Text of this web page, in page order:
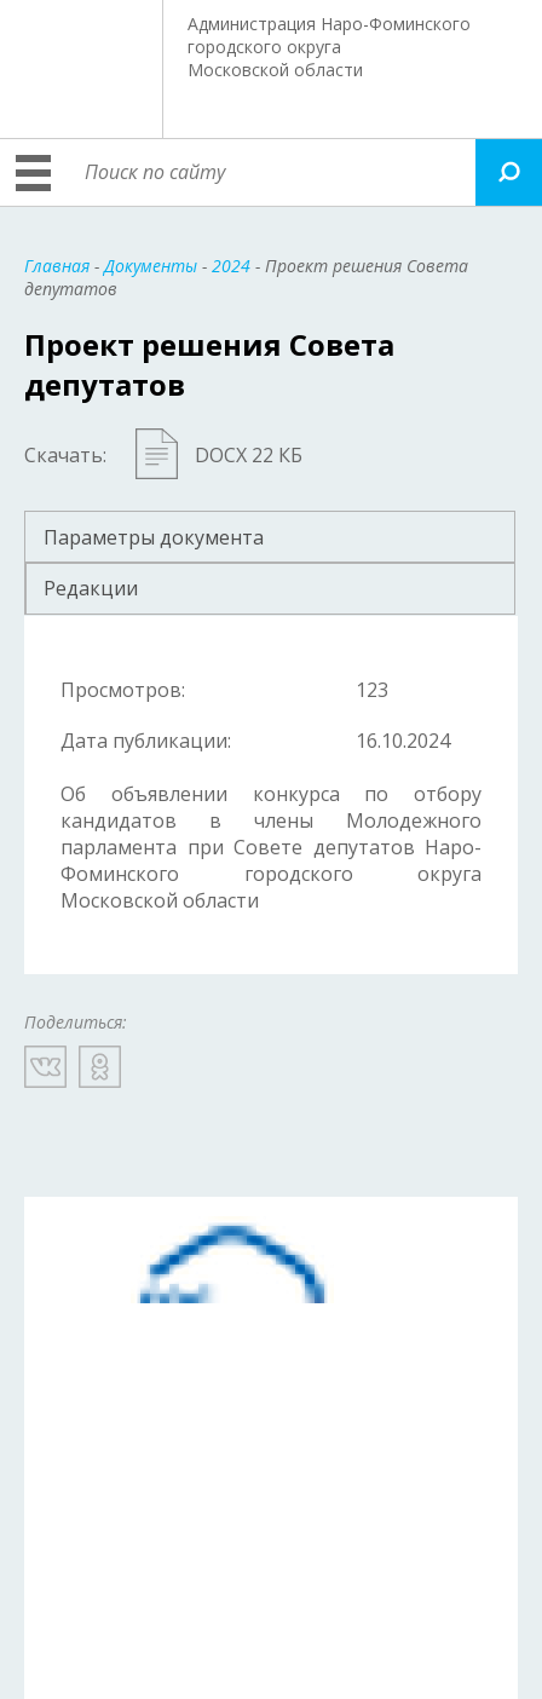
Администрация Наро-Фоминского
городского округа
Московской области
Главная -Документы - 2024 - Проект решения Совета
депутатов
Проект решения Совета
депутатов
Скачать: DOCX 22 КБ
Параметры документа
Редакции
Просмотров:
123
Дата публикации:
16.10.2024
Об объявлении конкурса по отбору
кандидатов в члены Молодежного
парламента при Совете депутатов Наро-
Фоминского городского округа
Московской области
Поделиться: